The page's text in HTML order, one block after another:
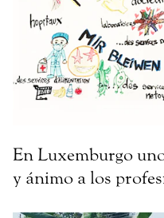
En Luxemburgo
y ánimo a los